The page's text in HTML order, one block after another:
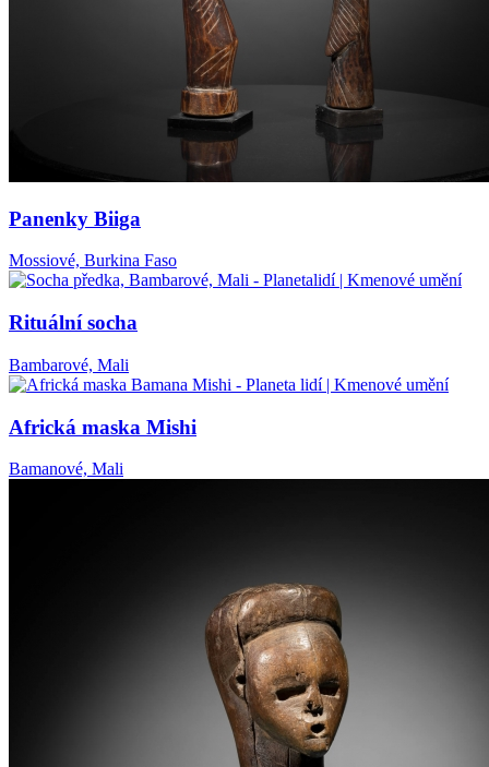
Panenky Biiga
Mossiové, Burkina Faso
Rituální socha
Bambarové, Mali
Africká maska Mishi
Bamanové, Mali